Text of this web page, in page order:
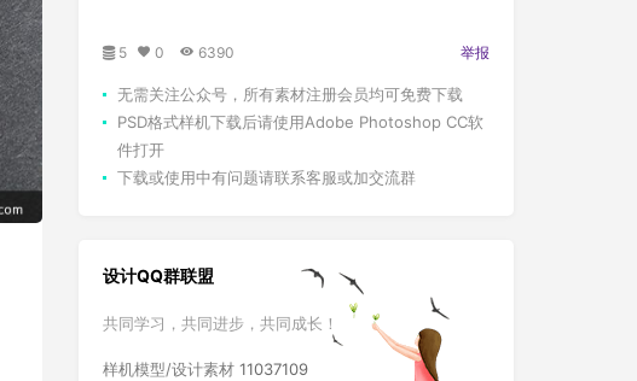
5 0 6390 举报
无需关注公众号，所有素材注册会员均可免费下载
PSD格式样机下载后请使用Adobe Photoshop CC软
件打开
下载或使用中有问题请联系客服或加交流群
设计QQ群联盟
共同学习，共同进步，共同成长！
样机模型/设计素材 11037109